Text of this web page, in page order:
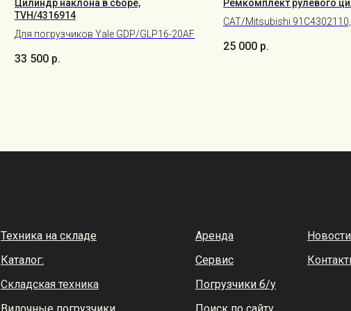
Цилиндр наклона в сборе,
TVH/4316914
Для погрузчиков Yale GDP/GLP16-20AF
33 500 р.
Ремкомплект рулевого
CAT/Mitsubishi
25 000 р.
Сервис
Аренда
Погрузчики б/у
Новости
Техника на складе
Каталог:
Складская техника
Вилочные погрузчики
Поиск по сайту